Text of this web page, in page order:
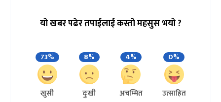
यो खबर पढेर तपाईलाई कस्तो महसुस भयो ?
73%
खुसी
8%
दुःखी
4%
अचम्मित
0%
उत्साहित